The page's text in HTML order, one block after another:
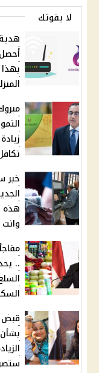
لا يفوتك
خبر
هذه
..
قبض